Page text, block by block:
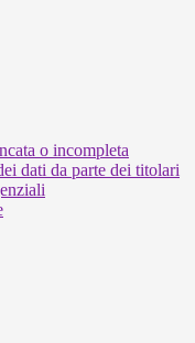
o incompleta
dati da parte dei titolari